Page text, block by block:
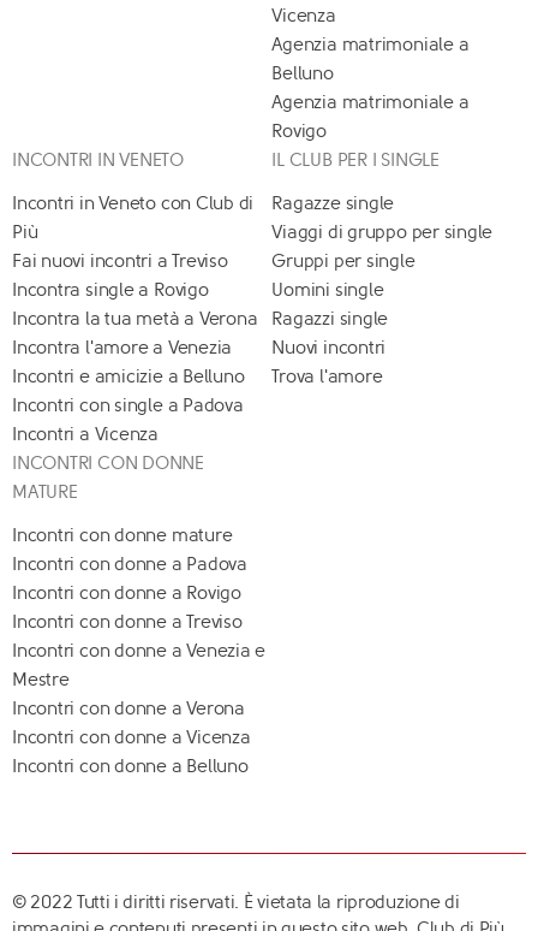
Vicenza
Agenzia matrimoniale a
Belluno
Agenzia matrimoniale a
Rovigo
INCONTRI IN VENETO
Incontri in Veneto con Club di
Più
Fai nuovi incontri a Treviso
Incontra single a Rovigo
Incontra la tua metà a Verona
Incontra l'amore a Venezia
Incontri e amicizie a Belluno
Incontri con single a Padova
Incontri a Vicenza
IL CLUB PER I SINGLE
Ragazze single
Viaggi di gruppo per single
Gruppi per single
Uomini single
Ragazzi single
Nuovi incontri
Trova l'amore
INCONTRI CON DONNE
MATURE
Incontri con donne mature
Incontri con donne a Padova
Incontri con donne a Rovigo
Incontri con donne a Treviso
Incontri con donne a Venezia e
Mestre
Incontri con donne a Verona
Incontri con donne a Vicenza
Incontri con donne a Belluno
© 2022 Tutti i diritti riservati. È vietata la riproduzione di